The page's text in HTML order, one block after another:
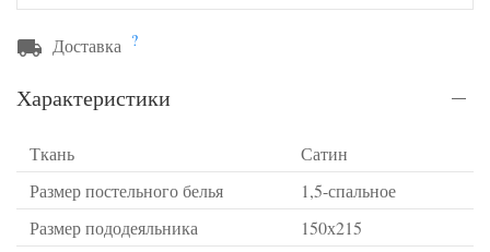
Доставка ?
Характеристики
Ткань
Сатин
Размер постельного белья
1,5-спальное
Размер пододеяльника
150х215